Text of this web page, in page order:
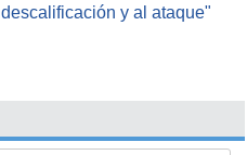
descalificación y al ataque"